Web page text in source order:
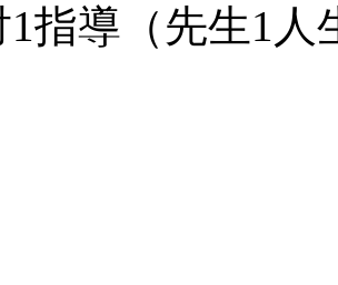
1指導（先生1人